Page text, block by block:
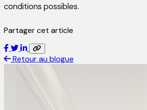
conditions possibles.
Partager cet article
Retour au blogue